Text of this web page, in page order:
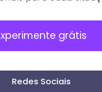
grátis
Redes Sociais